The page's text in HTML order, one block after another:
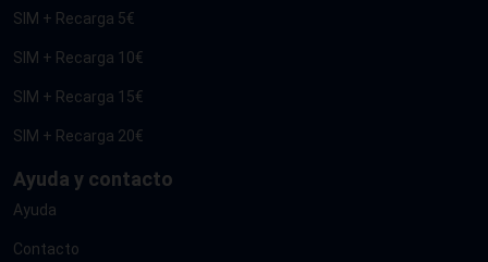
SIM + Recarga 5€
SIM + Recarga 10€
SIM + Recarga 15€
SIM + Recarga 20€
Ayuda y contacto
Ayuda
Contacto